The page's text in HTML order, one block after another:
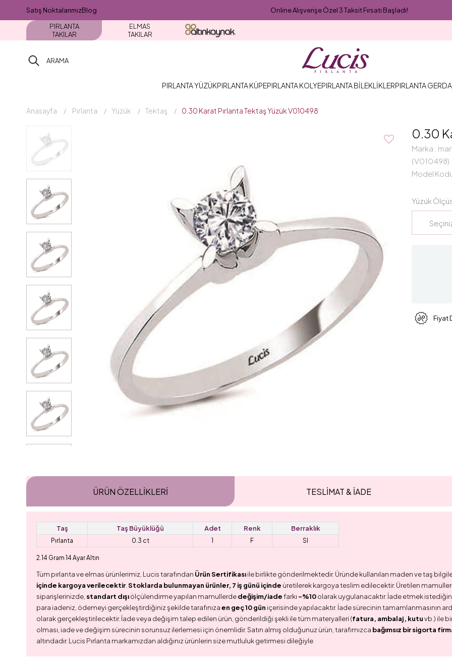
Satış NoktalarımızBlog
Online Alışverişe Özel 3 Taksit Fırsatı Başladı!
PIRLANTA
TAKILAR
ELMAS
TAKILAR
PIRLANTA YÜZÜKPIRLANTA KÜPEPIRLANTA KOLYEPIRLANTA BİLEKLİKLERPIRLANTA
Anasayfa Pırlanta Yüzük Tektaş 0.30 Karat Pırlanta Tektaş Yüzük V010498
0.30
Marka :
(V010498)
Model
Yüzük
Fiyat
ÜRÜN ÖZELLIKLERI TESLİMAT & İADE
Taş Taş Büyüklüğü Adet Renk Berraklık
Pırlanta 0.3 ct 1 F SI
2.14 Gram 14 Ayar Altın
Tüm pırlanta ve elmas ürünlerimiz, Lucis tarafından Ürün Sertifikasıile birlikte gönderilmektedir. Üründe kullanılan maden ve taş
içinde kargoya verilecektir. Stoklarda bulunmayan ürünler, 7 iş günü içinde üretilerek kargoya teslim edilecektir. Üretilen
siparişlerinizde, standart dışıölçülendirme yapılan mamullerdedeğişim/iadefarkı -%10olarak uygulanacaktır. İade etmek
para iadeniz, ödemeyi gerçekleştirdiğiniz şekilde tarafınızaen geç 10 gün içerisinde yapılacaktır. İade sürecinin tamamlanmasının
olarak gerçekleştirilecektir. İade veya değişim talep edilen ürün, gönderildiği şekli ile tüm materyalleri (fatura, ambalaj, kutuvb.) ile
olması, iade ve değişim sürecinin sorunsuz ilerlemesi için önemlidir. Satın almış olduğunuz ürün, tarafımızca bağımsız bir sigorta
altındadır. Lucis Pırlanta markamızdan aldığınız ürünlerin size mutluluk getirmesi dileğiyle